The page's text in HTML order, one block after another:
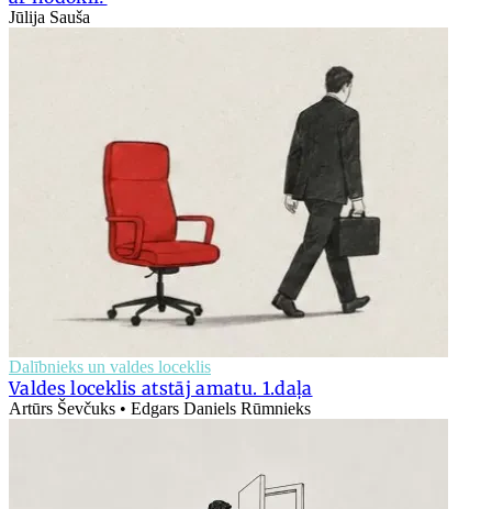
Jūlija Sauša
Dalībnieks un valdes loceklis
Valdes loceklis atstāj amatu. 1.daļa
Artūrs Ševčuks • Edgars Daniels Rūmnieks